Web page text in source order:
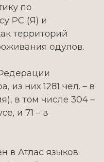
по
РС (Я) и
территорий
одулов.
из них 1281 чел. – в
в том числе 304 –
и 71 – в
в Атлас языков